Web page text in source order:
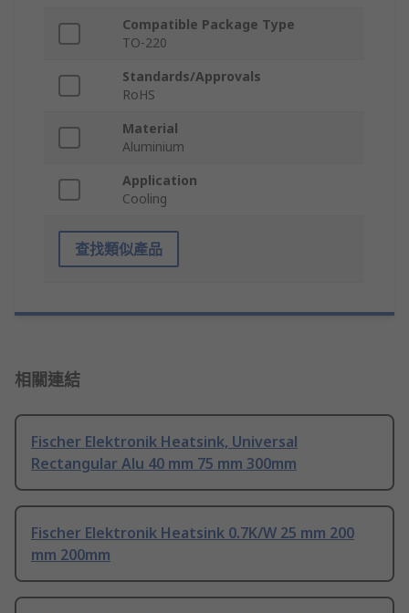
Compatible Package Type
TO-220
Standards/Approvals
RoHS
Material
Aluminium
Application
Cooling
查找類似產品
相關連結
Fischer Elektronik Heatsink, Universal
Rectangular Alu 40 mm 75 mm 300mm
Fischer Elektronik Heatsink 0.7K/W 25 mm 200
mm 200mm